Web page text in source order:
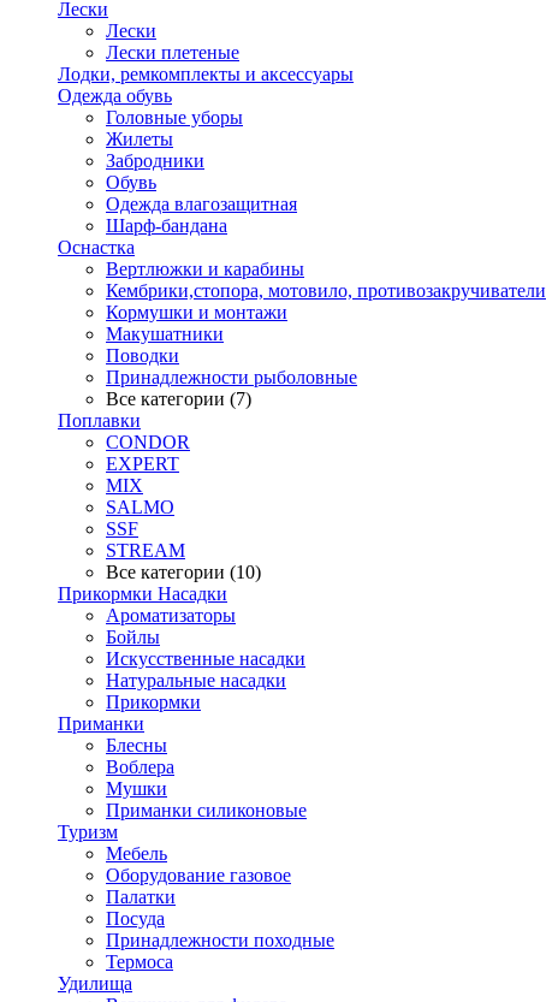
Лески
Лески
Лески плетеные
Лодки, ремкомплекты и аксессуары
Одежда обувь
Головные уборы
Жилеты
Забродники
Обувь
Одежда влагозащитная
Шарф-бандана
Оснастка
Вертлюжки и карабины
Кембрики,стопора, мотовило, противозакручиватели
Кормушки и монтажи
Макушатники
Поводки
Принадлежности рыболовные
Все категории (7)
Поплавки
CONDOR
EXPERT
MIX
SALMO
SSF
STREAM
Все категории (10)
Прикормки Насадки
Ароматизаторы
Бойлы
Искусственные насадки
Натуральные насадки
Прикормки
Приманки
Блесны
Воблера
Мушки
Приманки силиконовые
Туризм
Мебель
Оборудование газовое
Палатки
Посуда
Принадлежности походные
Термоса
Удилища